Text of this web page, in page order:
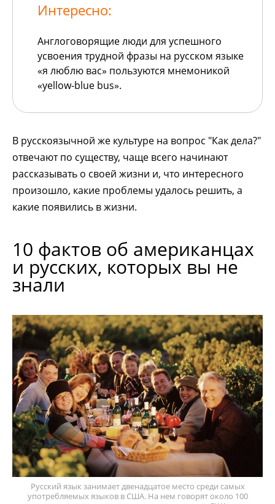
Интересно:
Англоговорящие люди для успешного
усвоения трудной фразы на русском языке
«я люблю вас» пользуются мнемоникой
«yellow-blue bus».
В русскоязычной же культуре на вопрос "Как дела?"
отвечают по существу, чаще всего начинают
рассказывать о своей жизни и, что интересного
произошло, какие проблемы удалось решить, а
какие появились в жизни.
10 фактов об американцах
и русских, которых вы не
знали
Русский язык занимает двенадцатое место среди самых
употребляемых языков в США. На нем говорят около 100